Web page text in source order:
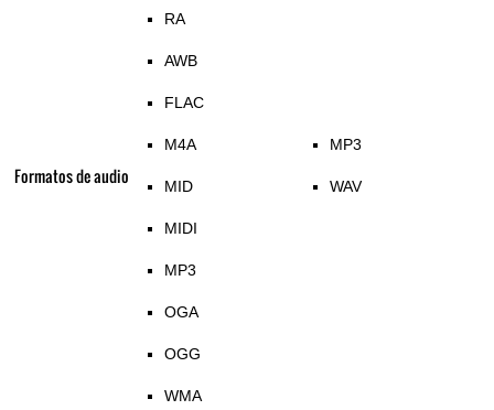
Formatos de audio
RA
AWB
FLAC
M4A
MID
MIDI
MP3
OGA
OGG
WMA
MP3
WAV